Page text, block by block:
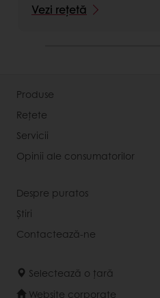
Vezi rețetă
Produse
Rețete
Servicii
Opinii ale consumatorilor
Despre puratos
Știri
Contactează-ne
Selectează o țară
Website corporate